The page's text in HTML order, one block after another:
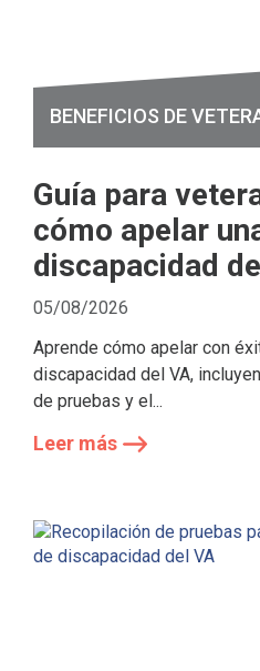
BENEFICIOS DE
Guía para
cómo apelar
discapacidad
05/08/2026
Aprende cómo apelar con
discapacidad del VA,
de pruebas y el...
Leer más